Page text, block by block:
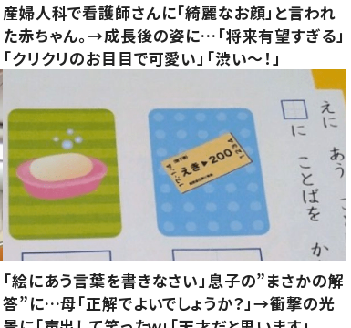
産婦人科で看護師さんに「綺麗なお顔」と言われ
た赤ちゃん。→成長後の姿に…「将来有望すぎる」
「クリクリのお目目で可愛い」「渋い～！」
「絵にあう言葉を書きなさい」息子の”まさかの解
答”に…母「正解でよいでしょうか？」→衝撃の光